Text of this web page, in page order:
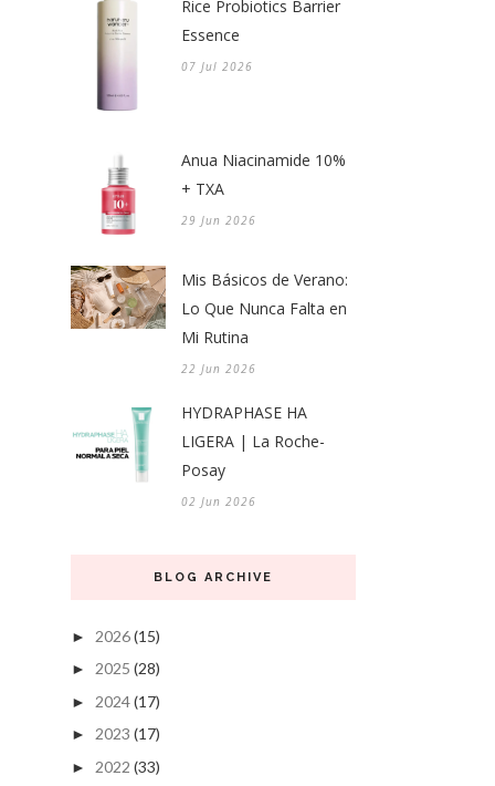
Rice Probiotics Barrier
Essence
07 Jul 2026
Anua Niacinamide 10%
+ TXA
29 Jun 2026
Mis Básicos de Verano:
Lo Que Nunca Falta en
Mi Rutina
22 Jun 2026
HYDRAPHASE HA
LIGERA | La Roche-
Posay
02 Jun 2026
BLOG ARCHIVE
► 2026(15)
► 2025 (28)
► 2024(17)
► 2023 (17)
► 2022 (33)